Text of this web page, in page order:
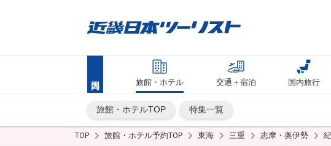
旅館・ホテル 交通＋宿泊 国内旅行
旅館・ホテルTOP 特集一覧
TOP 旅館・ホテル予約TOP 東海 三重 志摩・奥伊勢